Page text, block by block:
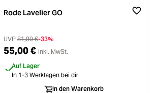
Rode Lavelier GO
UVP 81,99 €-33%
55,00 € inkl. MwSt.
Auf Lager
In 1-3 Werktagen bei dir
In den Warenkorb